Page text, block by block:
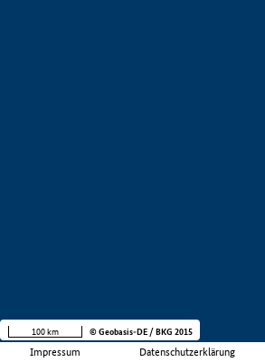
Impressum Datenschutzerklärung
100 km © Geobasis-DE / BKG 2015